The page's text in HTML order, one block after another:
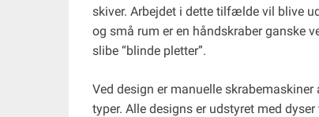
skiver. Arbejdet i dette tilfælde vil blive
og små rum er en håndskraber ganske
slibe “blinde pletter”.
Ved design er manuelle
typer. Alle designs er udstyret med